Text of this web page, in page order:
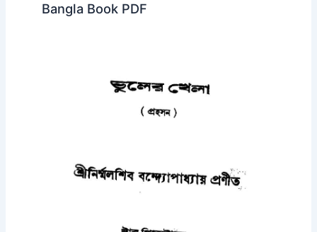
Bangla Book PDF